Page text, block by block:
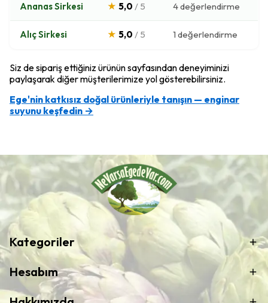
Ananas Sirkesi ★ 5,0 / 5 4 değerlendirme
Alıç Sirkesi ★ 5,0 / 5 1 değerlendirme
Siz de sipariş ettiğiniz ürünün sayfasından deneyiminizi
paylaşarak diğer müşterilerimize yol gösterebilirsiniz.
Ege'nin katkısız doğal ürünleriyle tanışın — enginar
suyunu keşfedin →
Kategoriler
Hesabım